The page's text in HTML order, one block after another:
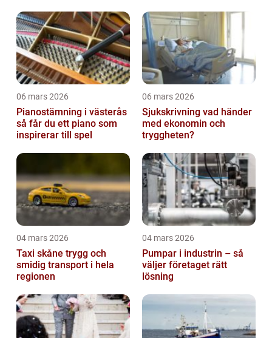
06 mars 2026
Pianostämning i västerås
så får du ett piano som
inspirerar till spel
06 mars 2026
Sjukskrivning vad händer
med ekonomin och
tryggheten?
04 mars 2026
Taxi skåne trygg och
smidig transport i hela
regionen
04 mars 2026
Pumpar i industrin – så
väljer företaget rätt
lösning